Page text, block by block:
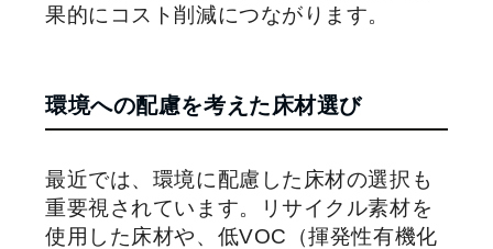
果的にコスト削減につながります。
環境への配慮を考えた床材選び
最近では、環境に配慮した床材の選択も
重要視されています。リサイクル素材を
使用した床材や、低VOC（揮発性有機化